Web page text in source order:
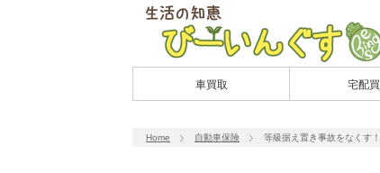
車買取 宅配
Home 自動車保険 等級据え置き事故をなくす